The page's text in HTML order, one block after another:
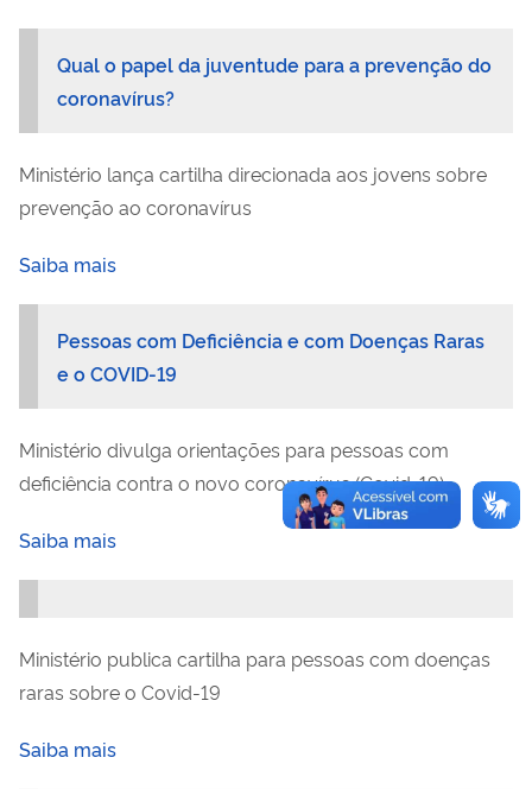
Qual o papel da juventude para a prevenção do
coronavírus?
Ministério lança cartilha direcionada aos jovens sobre
prevenção ao coronavírus
Saiba mais
Pessoas com Deficiência e com Doenças Raras
e o COVID-19
Ministério divulga orientações para pessoas com
deficiência contra o novo coronavírus (Covid-19)
Saiba mais
Ministério publica cartilha para pessoas com doenças
raras sobre o Covid-19
Saiba mais